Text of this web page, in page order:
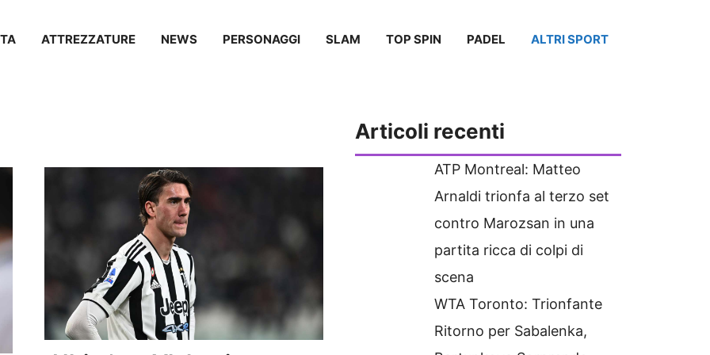
ATTREZZATURE NEWS PERSONAGGI SLAM TOP SPIN PADEL ALTRI SPORT
Articoli recenti
ATP Montreal: Matteo
Arnaldi trionfa al terzo set
contro Marozsan in una
partita ricca di colpi di
scena
WTA Toronto: Trionfante
Ritorno per Sabalenka,